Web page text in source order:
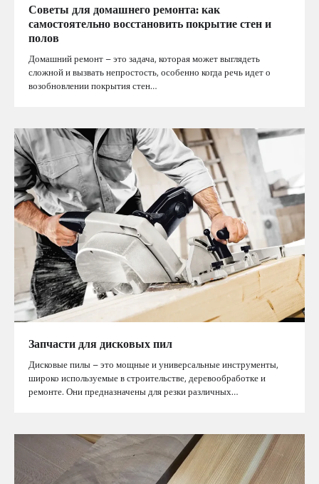
Советы для домашнего ремонта: как
самостоятельно восстановить покрытие стен и
полов
Домашний ремонт – это задача, которая может выглядеть
сложной и вызвать непростость, особенно когда речь идет о
возобновлении покрытия стен…
Запчасти для дисковых пил
Дисковые пилы – это мощные и универсальные инструменты,
широко используемые в строительстве, деревообработке и
ремонте. Они предназначены для резки различных…